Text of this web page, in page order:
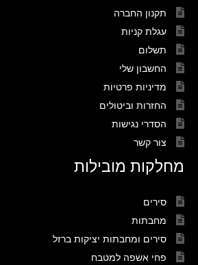
תקנון החברה
עגלת קניות
תשלום
החשבון שלי
מדיניות פרטיות
החזרות וביטולים
הסדרי נגישות
צור קשר
מחלקות מובילות
סירים
מחבתות
סירים ומחבתות יציקות ברזל
פחי אשפה למטבח